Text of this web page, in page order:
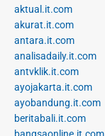
aktual.it.com
akurat.it.com
antara.it.com
analisadaily.it.com
antvklik.it.com
ayojakarta.it.com
ayobandung.it.com
beritabali.it.com